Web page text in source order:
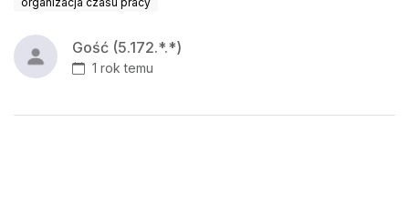
Gość (5.172.*.*)
1 rok temu